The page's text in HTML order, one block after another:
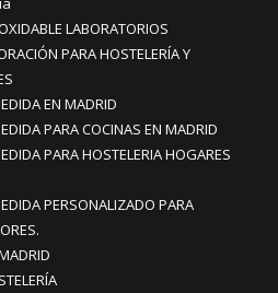
LABORATORIOS
PARA HOSTELERÍA Y
EN MADRID
PARA COCINAS EN MADRID
PARA HOSTELERIA HOGARES
PERSONALIZADO PARA